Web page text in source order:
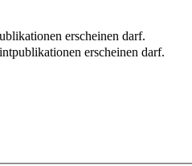
erscheinen darf.
erscheinen darf.